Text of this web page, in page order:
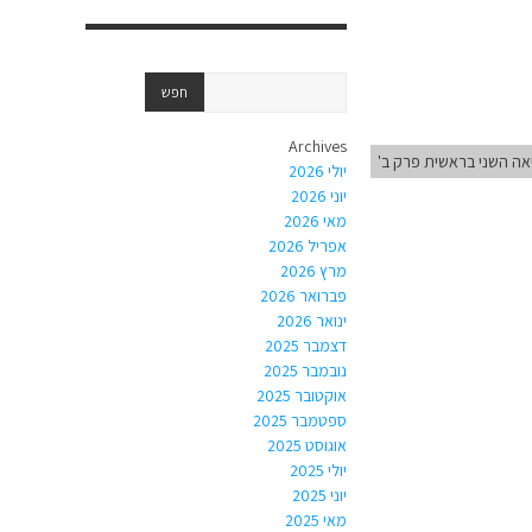
השני בראשית פרק ב'
Archives
יולי 2026
יוני 2026
מאי 2026
אפריל 2026
מרץ 2026
פברואר 2026
ינואר 2026
דצמבר 2025
נובמבר 2025
אוקטובר 2025
ספטמבר 2025
אוגוסט 2025
יולי 2025
יוני 2025
מאי 2025